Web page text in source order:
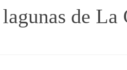
de